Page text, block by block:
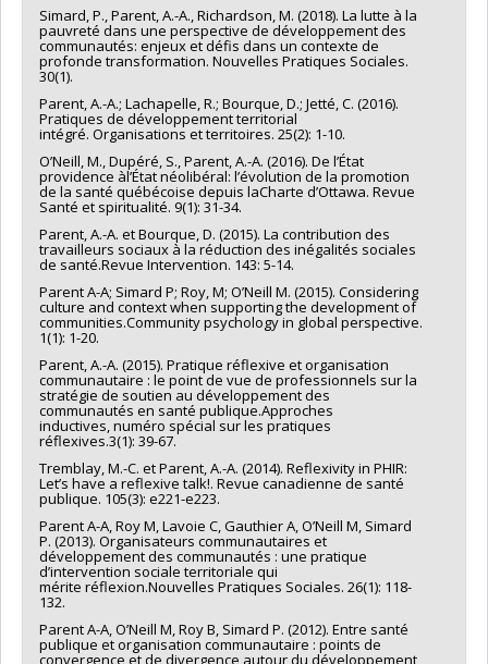
Simard, P., Parent, A.-A., Richardson, M. (2018). La lutte à la
pauvreté dans une perspective de développement des
communautés: enjeux et défis dans un contexte de
profonde transformation. Nouvelles Pratiques Sociales.
30(1).
Parent, A.-A.; Lachapelle, R.; Bourque, D.; Jetté, C. (2016).
Pratiques de développement territorial
intégré. Organisations et territoires. 25(2): 1-10.
O’Neill, M., Dupéré, S., Parent, A.-A. (2016). De l’État
providence àl’État néolibéral: l’évolution de la promotion
de la santé québécoise depuis laCharte d’Ottawa. Revue
Santé et spiritualité. 9(1): 31-34.
Parent, A.-A. et Bourque, D. (2015). La contribution des
travailleurs sociaux à la réduction des inégalités sociales
de santé.Revue Intervention. 143: 5-14.
Parent A-A; Simard P; Roy, M; O’Neill M. (2015). Considering
culture and context when supporting the development of
communities.Community psychology in global perspective.
1(1): 1-20.
Parent, A.-A. (2015). Pratique réflexive et organisation
communautaire : le point de vue de professionnels sur la
stratégie de soutien au développement des
communautés en santé publique.Approches
inductives, numéro spécial sur les pratiques
réflexives.3(1): 39-67.
Tremblay, M.-C. et Parent, A.-A. (2014). Reflexivity in PHIR:
Let’s have a reflexive talk!. Revue canadienne de santé
publique. 105(3): e221-e223.
Parent A-A, Roy M, Lavoie C, Gauthier A, O’Neill M, Simard
P. (2013). Organisateurs communautaires et
développement des communautés : une pratique
d’intervention sociale territoriale qui
mérite réflexion.Nouvelles Pratiques Sociales. 26(1): 118-
132.
Parent A-A, O’Neill M, Roy B, Simard P. (2012). Entre santé
publique et organisation communautaire : points de
convergence et de divergence autour du développement